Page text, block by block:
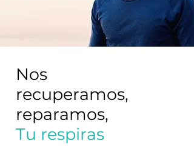
Nos
recuperamos,
reparamos,
Tu respiras